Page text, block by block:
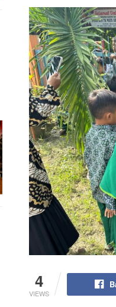
4
VIEWS